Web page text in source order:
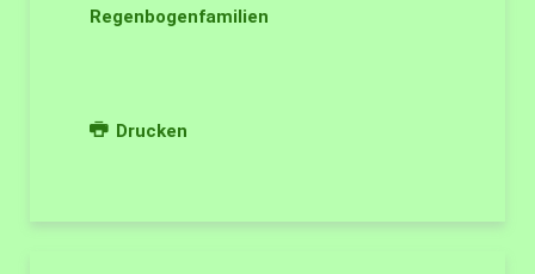
Regenbogenfamilien
Drucken